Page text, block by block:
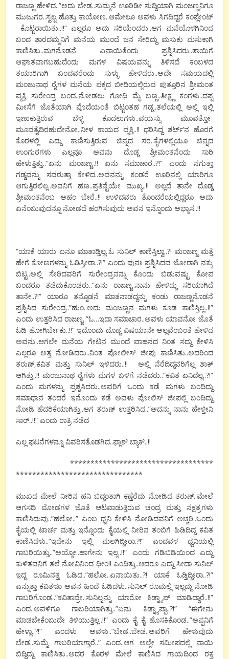
ರಾಜಣ್ಣ ಹೇಳಿದ..”ಅದು ಬೇಡ..ಸುಮ್ಮನೆ ಊರಿಡೀ ಸುದ್ದಿಯಾಗಿ ಮಂಜಣ್ಣನಿಗೂ
ಮುಜುಗರ..ಸ್ವಲ್ಪ ಹೊತ್ತು ಕಾಯೋಣ..ಆಮೇಲೂ ಅವಳು ಸಿಗದಿದ್ದರೆ ಕಂಪ್ಲೇಂಟ್
ಕೊಟ್ಟರಾಯಿತು..!!” ಎಲ್ಲರೂ ಅದು ಸರಿಯೆಂದರು..ಆಗ ಮನೆಯೊಳಗಿನಿಂದ
ಬಂದ ಶಾರದಮ್ಮನಿಗೆ ಮನೆಯ ಮುಂದೆ ಜನ ಸೇರಿದ್ದು ಮಸುಕು ಮಸುಕಾಗಿ
ಕಾಣಿಸಿತು..ಮಗನೊಡನೆ ಏನಾಯಿತೆಂದು ಪ್ರಶ್ನಿಸಿದರು..ತಾಯಿಗೆ
ಆಘಾತವಾಗಬಹುದೆಂದು ಮಗಳ ವಿಷಯವನ್ನು ತಿಳಿಸದೆ ಕಂಬಳದ
ತಯಾರಿಗಾಗಿ ಬಂದವರೆಂದು ಸುಳ್ಳು ಹೇಳಿದರು..ಅದೇ ಸಮಯದಲ್ಲಿ
ಮಂಜುನಾಥ ರೈಗಳ ಮನೆಯ ಪಕ್ಕದ ಬೀದಿಯಲ್ಲಿರುವ ಪುತ್ತೂರಿನ ಶ್ರೀಮಂತ
ವ್ಯಕ್ತಿ ಸುರೇಂದ್ರ ಬಂದ..ನೋಡಲು ಗೋಧಿ ಮೈ ಬಣ್ಣ..ತೀಕ್ಷ್ಣ ಕಂಗಳು..ದಪ್ಪ
ಮೀಸೆಗೆ ಜೊತೆಯಾಗಿ ಪೊದೆಯಂತೆ ಬಿಟ್ಟಂತಹ ಗಡ್ಡ..ತಲೆಯಲ್ಲಿ ಅಲ್ಲಿ ಇಲ್ಲಿ
ಇಣುಕುತ್ತಿರುವ ಬೆಳ್ಳಿ ಕೂದಲುಗಳು..ವಯಸ್ಸು ಮೂವತ್ತೋ-
ಮೂವತ್ತೈದಿರಹುದೇನೋ..ನೀಳ ಕಾಯದ ವ್ಯಕ್ತಿ..!! ಧರಿಸಿದ್ದ ಶರ್ಟ್’ನ ಹೊರಗೆ
ಕೊರಳಲ್ಲಿ ಎದ್ದು ಕಾಣಿಸುತ್ತಿರುವ ಚಿನ್ನದ ಸರ..ಕೈಗಳಲ್ಲಿಯೂ ಚಿನ್ನದ
ಉಂಗುರಗಳು ಎಲ್ಲವೂ ಅವನು ದೊಡ್ಡ ಶ್ರೀಮಂತನೆಂದು ಸಾರಿ
ಹೇಳುತ್ತಿತ್ತು..”ಏನು ಮಂಜಣ್ಣ..!! ಏನು ಸಮಾಚಾರ..?!” ಎಂದು ನಗುತ್ತಾ
ಗಡ್ಡವನ್ನು ಸವರುತ್ತಾ ಕೇಳಿದ..ಅವನನ್ನು ಕಂಡರೆ ಊರಿನಲ್ಲಿ ಯಾರಿಗೂ
ಆಗುತ್ತಿರಲಿಲ್ಲ..ಅವನಿಗೆ ಹಣ..ಪ್ರತಿಷ್ಟೆಯೇ ಮುಖ್ಯ..!! ಅಲ್ಲದೆ ತಾನೇ ದೊಡ್ಡ
ಶ್ರೀಮಂತನೆಂಬ ಅಹಂ ಬೇರೆ..!! ಉಳಿದವರು ತೊಂದರೆಯಲ್ಲಿದ್ದರೂ ಅದು
ಏನೆಂಬುವುದನ್ನೂ ನೋಡದೆ ಹಂಗಿಸುವುದು ಅವನ ಇನ್ನೊಂದು ಅಭ್ಯಾಸ..!!
“ಯಾಕೆ ಯಾರು ಏನೂ ಮಾತಾಡ್ತಿಲ್ಲ..ಓ ಸುನಿಲ್ ಕಾಣಿಸ್ತಿಲ್ವಾ..?! ಮಂಜಣ್ಣ ಮತ್ತೆ
ಹೇಗೆ ಕೋಣಗಳನ್ನು ಓಡಿಸ್ತೀರಾ..?!” ಎಂದು ಪುನಃ ಪ್ರಶ್ನಿಸಿದವ ಜೋರಾಗಿ ನಕ್ಕು
ಬಿಟ್ಟ..ಅಲ್ಲಿ ಸೇರಿದವರಿಗೆ ಸುರೇಂದ್ರನನ್ನು ಕೊಂದು ಬಿಡುವಷ್ಟು ಕೋಪ
ಬಂದರೂ ತಡೆದುಕೊಂಡರು..”ಏನು ರಾಜಣ್ಣ..ನಾನು ಹೇಳಿದ್ದು ಸರಿಯಾಗಿದೆ
ತಾನೇ..?!” ಯಾರೂ ತನ್ನೊಡನೆ ಮಾತನಾಡದ್ದನ್ನು ಕಂಡು ರಾಜಣ್ಣನೊಡನೆ
ಪ್ರಶ್ನಿಸಿದ ಸುರೇಂದ್ರ..”ಹುಂ..ಅದು ಮಂಜಣ್ಣನ ಮಗಳು ಕೂಡ ಕಾಣಿಸ್ತಿಲ್ಲ..!!”
ಎಂದು ಉತ್ತರಿಸಿದ ರಾಜಣ್ಣ..”ಓ…ಇದಾ ಸಮಾಚಾರ..ಅವಳು ಯಾವನೋ ಜೊತೆ
ಓಡಿ ಹೋಗಿರ್ಬೇಕು..!!” ಇದೊಂದು ದೊಡ್ಡ ವಿಷಯಾನೇ ಅಲ್ಲವೆಂಬಂತೆ ಹೇಳಿದ
ಅವನು..ಆಗಲೇ ಮನೆಯ ಗೇಟಿನ ಮುಂದೆ ವಾಹನದ ನಿಂತ ಸದ್ದು ಕೇಳಿಸಿ
ಎಲ್ಲರೂ ಅತ್ತ ನೋಡಿದರು..ನಿಂತ ಪೋಲೀಸ್ ಜೀಪು ಕಾಣಿಸಿತು..ಅದರಿಂದ
ತರುಣ್,ಕವಿತ ಮತ್ತು ಸುನಿಲ್ ಇಳಿದರು..!! ಅಲ್ಲಿ ನೆರೆದಿದ್ದವರಿಗೆಲ್ಲ ಶಾಕ್
ಆಗಿತ್ತು..!! ಮಂಜುನಾಥ ರೈಗಳು ಮಗಳ ಬಳಿಗೆ ನಡೆದರು..”ಕವಿತ ಏನಿದೆಲ್ಲ..?!”
ಎಂದು ಮಗಳನ್ನು ಪ್ರಶ್ನಸಿದರು..ಅವರಿಗೆ ಒಂದು ಕಡೆ ಮಗಳು ಬಂದಿದ್ದು
ಸಮಾಧಾನ ತಂದರೆ ಇನೊಂದು ಕಡೆ ಅವಳು ಪೋಲಿಸ್ ಜೀಪಲ್ಲಿ ಬಂದಿದ್ದು
ನೋಡಿ ಹೆದರಿಕೆಯಾಗಿತ್ತು..ಆಗ ತರುಣ್ ಉತ್ತರಿಸಿದ..”ಅದನ್ನು ನಾನು ಹೇಳ್ತೀನಿ
ಸಾರ್..!!” ಎಂದು ರಾತ್ರಿ ನಡೆದ
ಎಲ್ಲ ಫಟನೆಗಳನ್ನೂ ವಿವರಿಸತೊಡಗಿದ..ಫ್ಲಾಶ್ ಬ್ಯಾಕ್..!!
***********************************
*******************************
ಮುಖದ ಮೇಲೆ ನೀರಿನ ಹನಿ ಬಿದ್ದಂತಾಗಿ ಕಣ್ತೆರೆದು ನೋಡಿದ ತರುಣ್..ಮೇಲೆ
ಆಗಸದಿ ಮೋಡಗಳ ಜೊತೆ ಆಟವಾಡುತ್ತಿರುವ ಚಂದ್ರ ಮತ್ತು ನಕ್ಷತ್ರಗಳು
ಕಾಣಿಸಿದುವು..”ಹಲೋ..” ಎಂಬ ಧ್ವನಿ ಕೇಳಿಸಿ ನೋಡಿದವನಿಗೆ ಅಚ್ಚರಿ..ಒಂದು
ಕೈಯಲ್ಲಿ ಟಾರ್ಚ ಮತ್ತು ಇನ್ನೊಂದು ಕೈಯಲ್ಲಿ ನೀರಿನ ತಂಬಿಗೆ ಹಿಡಿದಿದ್ದ ಕವಿತ
ಕಾಣಿಸಿದಳು..”ಇದೇನು ಇಲ್ಲಿ ಮಲಗಿದ್ದೀರಾ.?!” ಎಂದವಳ ಧ್ವನಿಯಲ್ಲಿ
ಗಾಬರಿಯಿತ್ತು..”ಅಯ್ಯೋ..ಹಾಗೇನು ಇಲ್ಲ..!!” ಎಂದು ಗಡಿಬಿಡಿಯಿಂದ ಎದ್ದು
ಕುಳಿತವನಿಗೆ ತಲೆ ನೋವಿನಿಂದ ಧೀಂ!! ಎಂದಿತ್ತು..ಆದರೂ ಎದ್ದು ಸೀದಾ ಸುನಿಲ್
ಇದ್ದ ರೂಮಿನತ್ತ ಓಡಿದ..”ಹಲೋ..ಏನಾಯಿತು..?! ಯಾಕೆ ಓಡ್ತಿದ್ದೀರಾ..?!”
ಎನ್ನುತ್ತಾ ಕವಿತಳೂ ಅವನ ಹಿಂದೆ ಓಡಿದಳು..ಸುನಿಲ್ ರೂಮಲ್ಲಿ ಇಲ್ಲದ್ದು ನೋಡಿ
ಗಾಬರಿಗೊಂಡ..”ಕವಿತಾವ್ರೇ..ಸುನಿಲ್ನನ್ನು ಯಾರೋ ಕಿಡ್ನ್ಯಾಪ್ ಮಾಡಿದ್ದಾರೆ..!!”
ಎಂದ..ಅವಳಿಗೂ ಗಾಬರಿಯಾಗಿತ್ತು..”ಏನು ಕಿಡ್ನ್ಯಾಪ್ಪಾ..?!” “ಈಗೇನು
ಮಾಡಬೇಕೆಂಬುದೇ ತಿಳಿಯುತ್ತಿಲ್ಲ..!!” ಎಂದು ಕೈ ಕೈ ಹೊಸಕಿಕೊಂಡ..”ಅಪ್ಪನಿಗೆ
ಹೇಳ್ಲಾ..?!” ಎಂದಳು ಅವಳು..”ಬೇಡ..ಬೇಡ..ಅವರಿಗೆ ಹೇಳುವುದು
ಬೇಡ..ಸುಮ್ನೆ ಗಾಬರಿಯಾಗ್ತಾರೆ..” ಎಂದ..ಆಗ ಅಲ್ಲೇ ಸಮೀಪದಲ್ಲಿ ನಾಯಿ
ಬಿದ್ದಿದ್ದು ಕಾಣಿಸಿತು..ಅದರ ಕೊರಳ ಮೇಲೆ ಕಾಣಿಸಿದ ಗಾಯದಿಂದ ರಕ್ತ